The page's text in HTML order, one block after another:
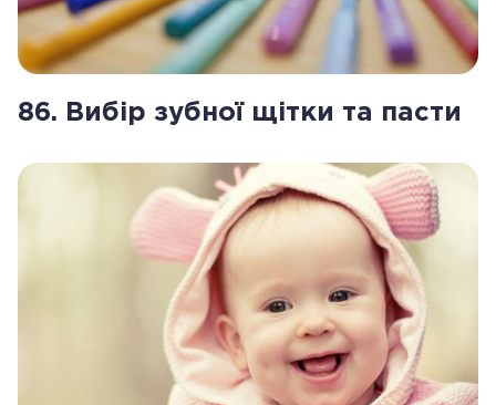
86. Вибір зубної щітки та пасти